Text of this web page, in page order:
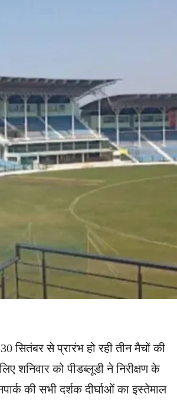
सितंबर से प्रारंभ हो रही तीन मैचों की
शनिवार को पीडब्लूडी ने निरीक्षण के
की सभी दर्शक दीर्घाओं का इस्तेमाल